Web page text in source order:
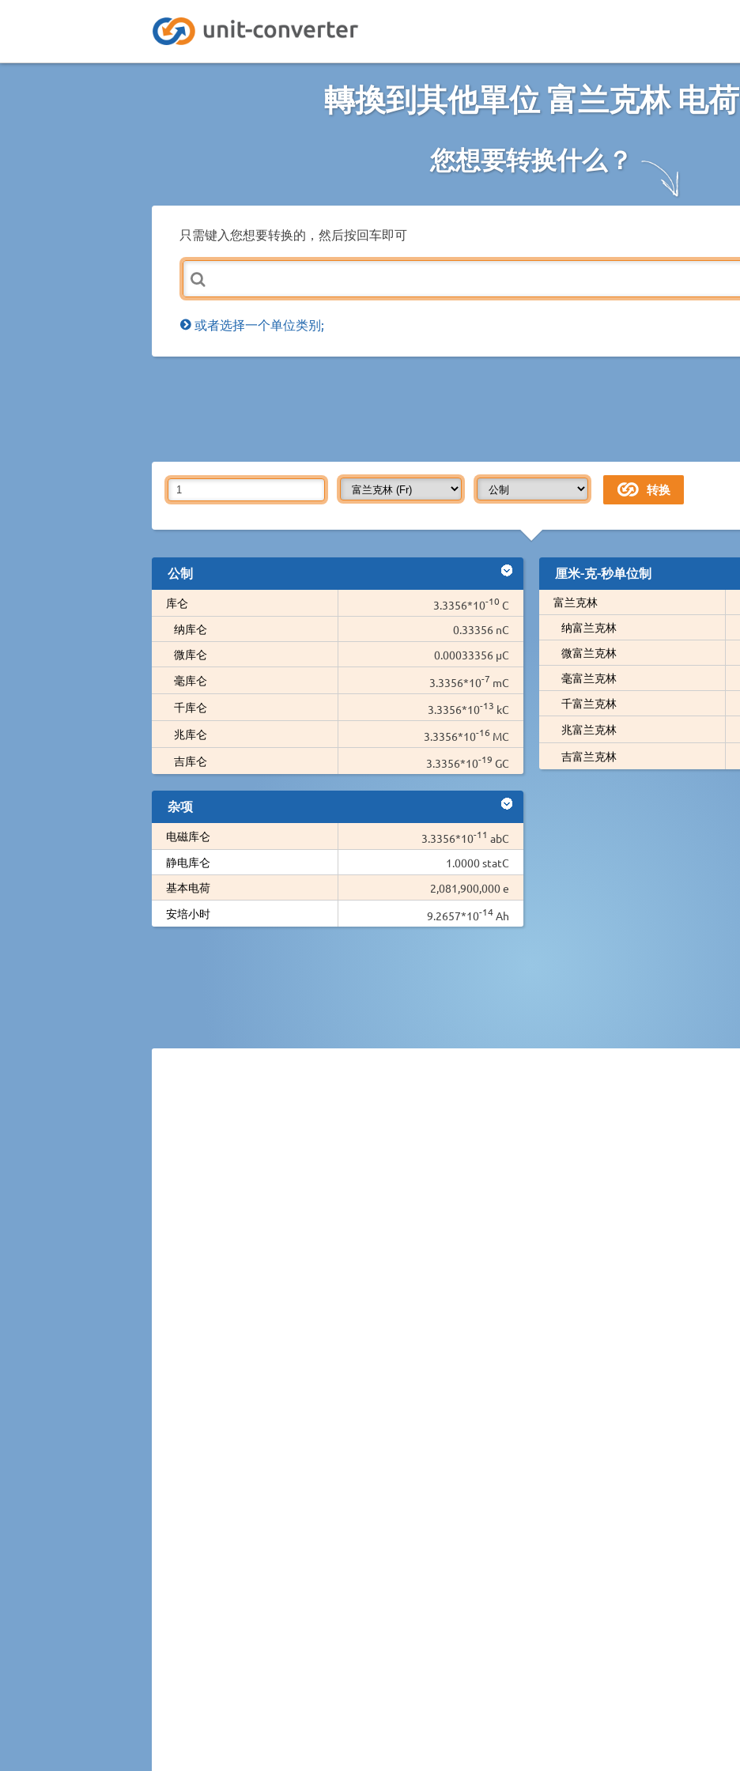
轉換到其他單位 富兰克林 电荷
您想要转换什么？
只需键入您想要转换的，然后按回车即可
或者选择一个单位类别;
公制
库仑 3.3356*10-10 C
纳库仑
0.33356 nC
微库仑
0.00033356 µC
毫库仑
3.3356*10-7 mC
千库仑
3.3356*10-13 kC
兆库仑
3.3356*10-16 MC
吉库仑
3.3356*10-19 GC
杂项
电磁库仑 3.3356*10-11 abC
静电库仑
1.0000 statC
基本电荷
2,081,900,000 e
安培小时
9.2657*10-14Ah
厘米-克-秒单位制
富兰克林
纳富兰克林
微富兰克林
毫富兰克林
千富兰克林
兆富兰克林
吉富兰克林